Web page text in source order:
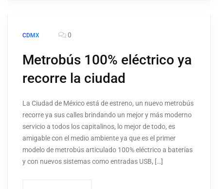
CDMX 0
Metrobús 100% eléctrico ya
recorre la ciudad
La Ciudad de México está de estreno, un nuevo metrobús
recorre ya sus calles brindando un mejor y más moderno
servicio a todos los capitalinos, lo mejor de todo, es
amigable con el medio ambiente ya que es el primer
modelo de metrobús articulado 100% eléctrico a baterías
y con nuevos sistemas como entradas USB, […]